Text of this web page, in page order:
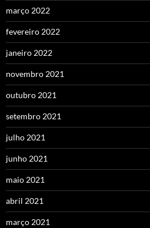
março 2022
fevereiro 2022
janeiro 2022
novembro 2021
outubro 2021
setembro 2021
julho 2021
junho 2021
maio 2021
abril 2021
março 2021